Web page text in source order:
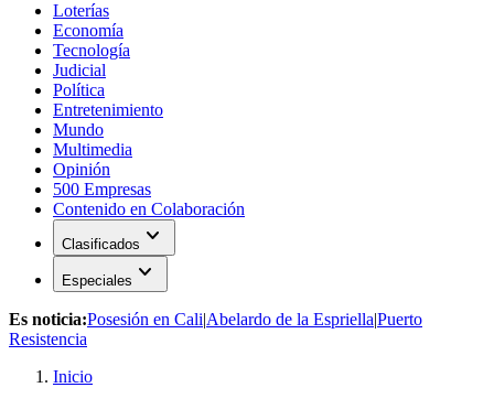
Loterías
Economía
Tecnología
Judicial
Política
Entretenimiento
Mundo
Multimedia
Opinión
500 Empresas
Contenido en Colaboración
Clasificados expand_more
Especiales expand_more
Es noticia:Posesión en Cali|Abelardo de la Espriella|Puerto
Resistencia
Inicio